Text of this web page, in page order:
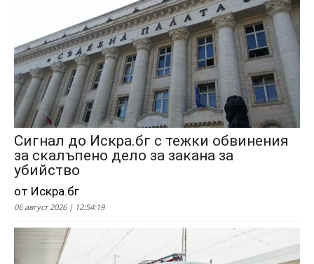
Сигнал до Искра.бг с тежки обвинения
за скалъпено дело за закана за
убийство
от Искра.бг
06 август 2026 | 12:54:19